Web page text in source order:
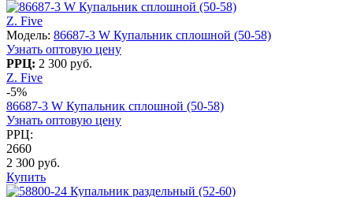
Z. Five
Модель: 86687-3 W Купальник сплошной (50-58)
Узнать оптовую цену
РРЦ: 2 300 руб.
Z. Five
-5%
86687-3 W Купальник сплошной (50-58)
Узнать оптовую цену
РРЦ:
2660
2 300 руб.
Купить